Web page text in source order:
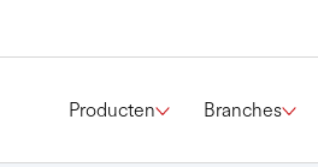
Producten Branches